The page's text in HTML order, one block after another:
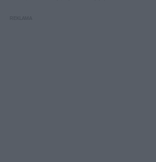
pracy w publicznej i prywatnej służbie